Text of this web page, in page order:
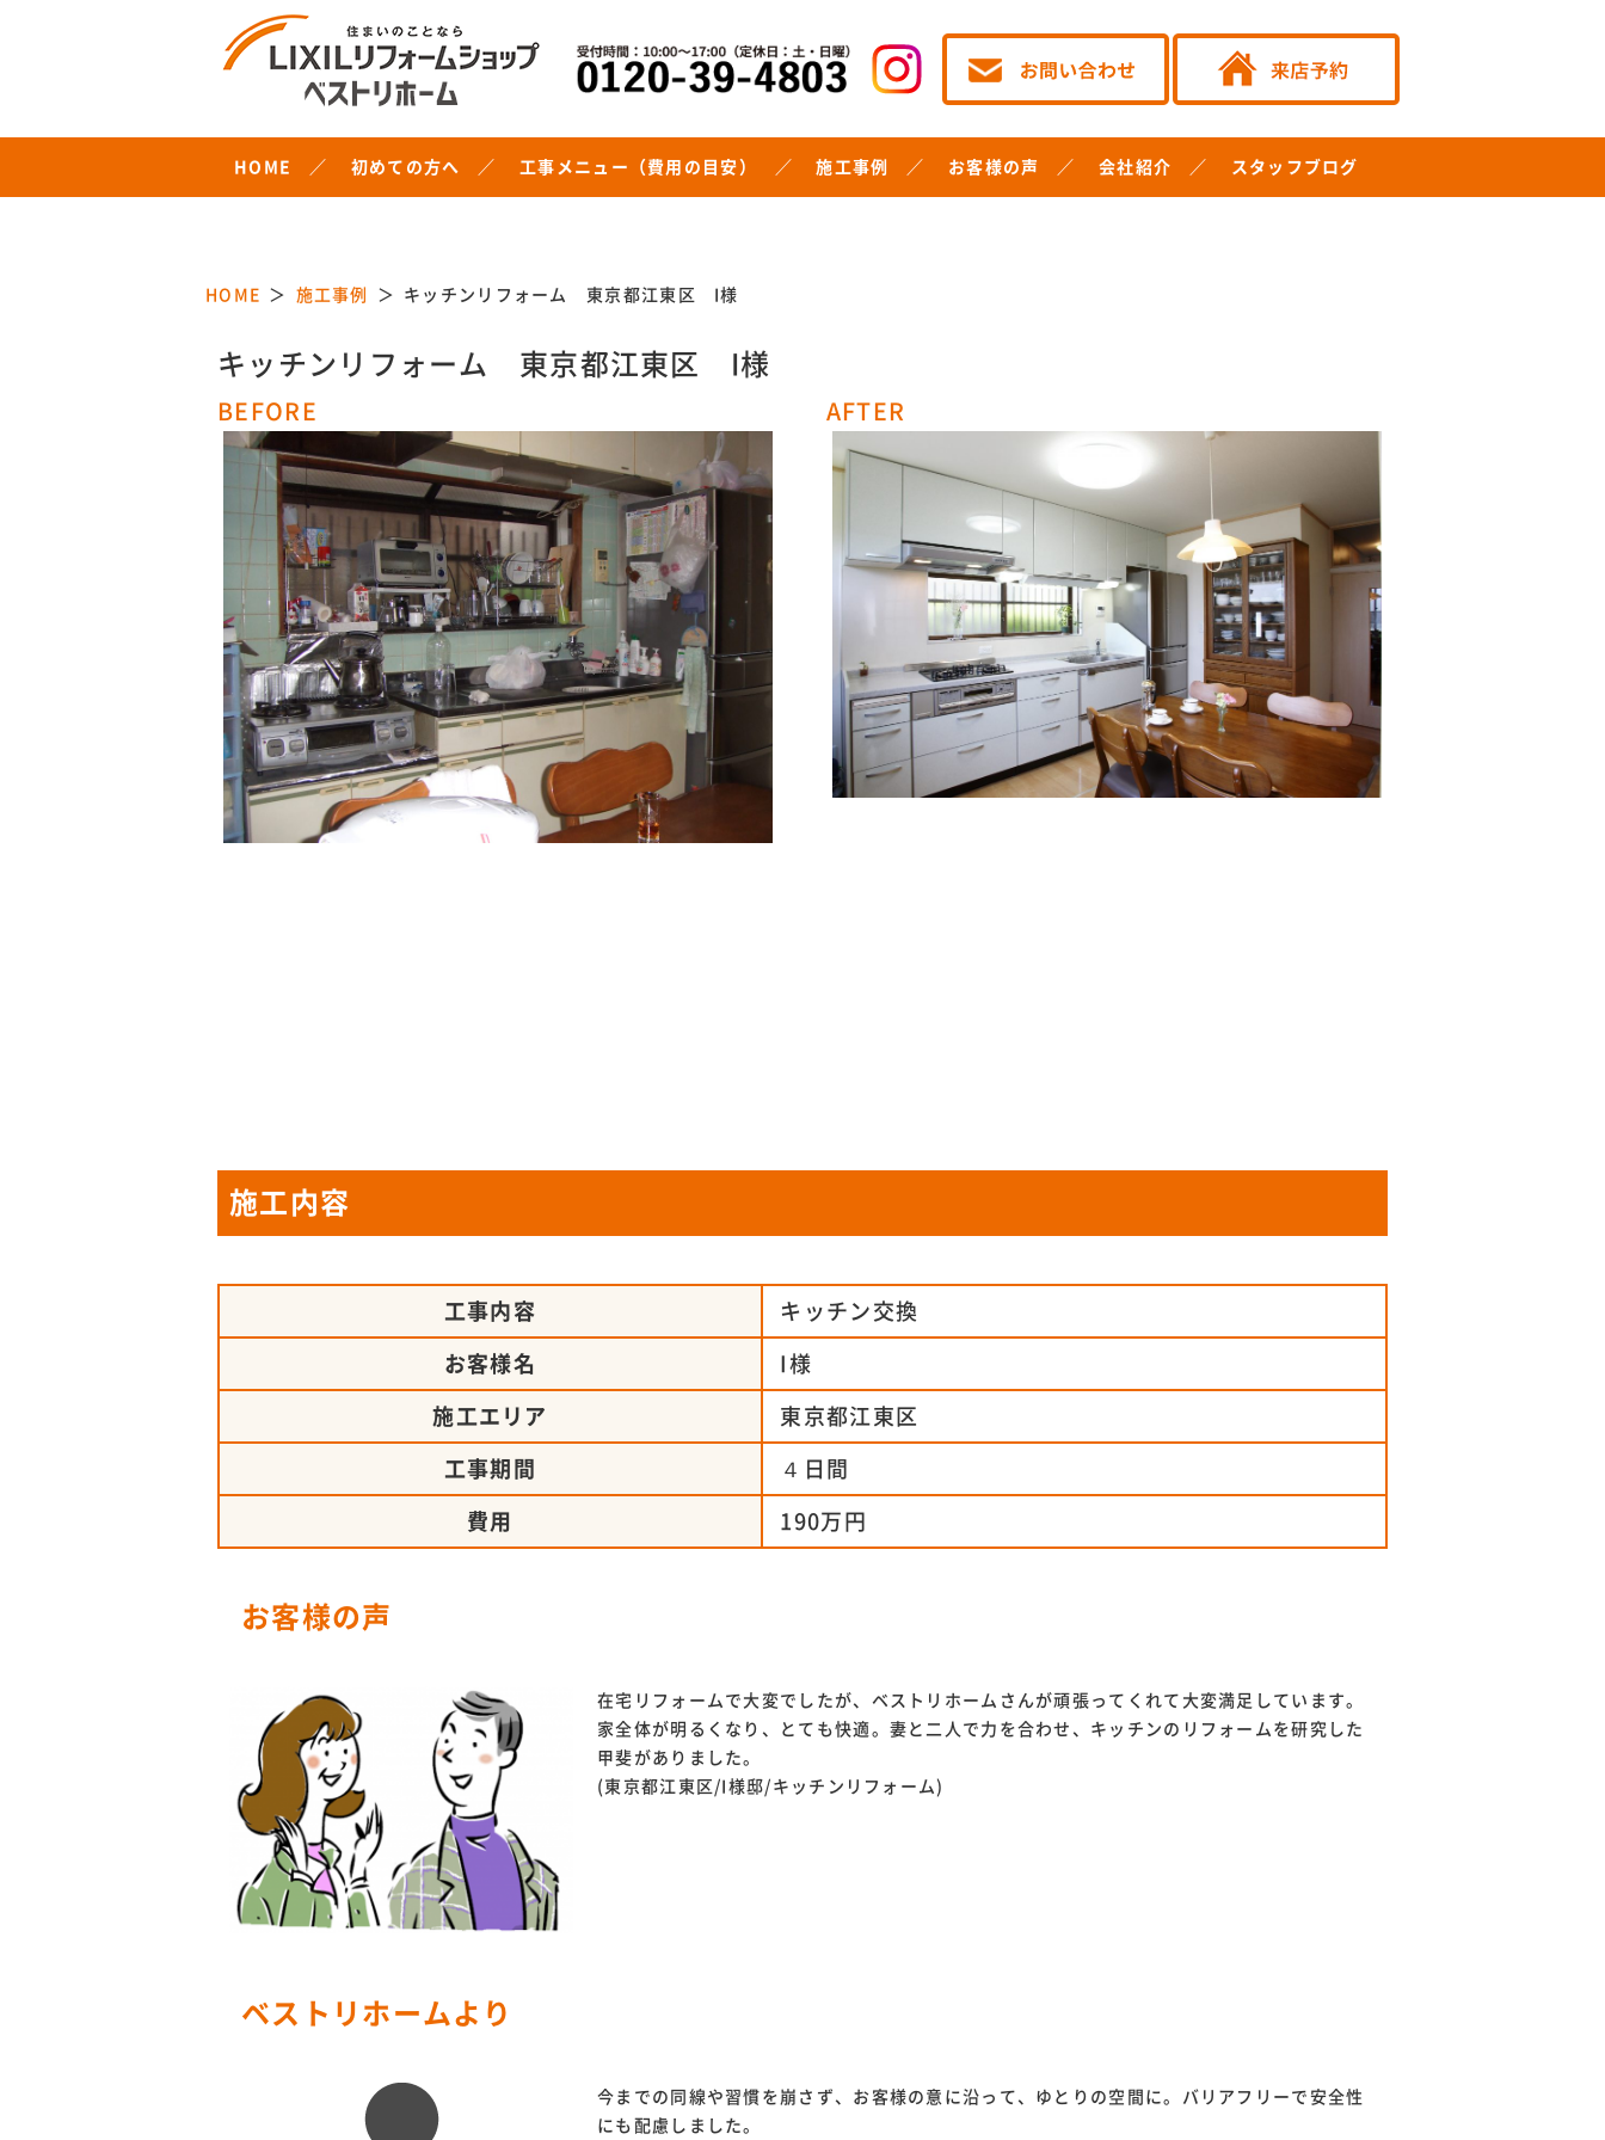
HOME 初めての方へ 工事メニュー（費用の目安） 施工事例 お客様の声 会社紹介 スタッフブログ
HOME 施工事例 キッチンリフォーム 東京都江東区 I様
キッチンリフォーム 東京都江東区 I様
BEFORE AFTER
施工内容
工事内容 キッチン交換
お客様名 I様
施工エリア 東京都江東区
工事期間 ４日間
費用 190万円
お客様の声
在宅リフォームで大変でしたが、ベストリホームさんが頑張ってくれて大変満足しています。
家全体が明るくなり、とても快適。妻と二人で力を合わせ、キッチンのリフォームを研究した
甲斐がありました。
(東京都江東区/I様邸/キッチンリフォーム)
ベストリホームより
今までの同線や習慣を崩さず、お客様の意に沿って、ゆとりの空間に。バリアフリーで安全性
にも配慮しました。